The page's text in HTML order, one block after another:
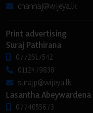
channaj@wijeya.lk
Print advertising
Suraj Pathirana
0772617542
0112479838
surajp@wijeya.lk
Lasantha Abeywardena
0774055673